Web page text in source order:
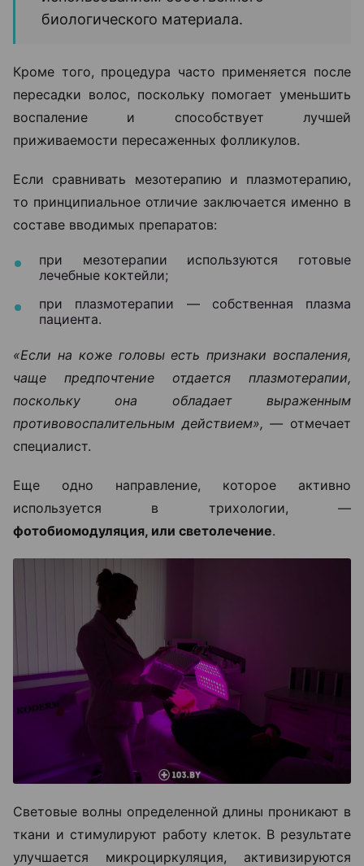
биологического материала.
Кроме того, процедура часто применяется после
пересадки волос, поскольку помогает уменьшить
воспаление и способствует лучшей
приживаемости пересаженных фолликулов.
Если сравнивать мезотерапию и плазмотерапию,
то принципиальное отличие заключается именно в
составе вводимых препаратов:
при мезотерапии используются готовые
лечебные коктейли;
при плазмотерапии — собственная плазма
пациента.
«Если на коже головы есть признаки воспаления,
чаще предпочтение отдается плазмотерапии,
поскольку она обладает выраженным
противовоспалительным действием», — отмечает
специалист.
Еще одно направление, которое активно
используется в трихологии, —
фотобиомодуляция, или светолечение.
Световые волны определенной длины проникают в
ткани и стимулируют работу клеток. В результате
улучшается микроциркуляция, активизируются